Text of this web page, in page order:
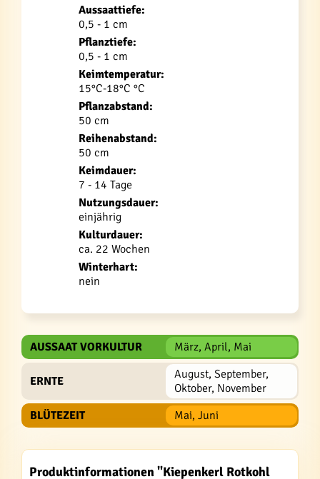
Aussaattiefe:
0,5 - 1 cm
Pflanztiefe:
0,5 - 1 cm
Keimtemperatur:
15°C-18°C °C
Pflanzabstand:
50 cm
Reihenabstand:
50 cm
Keimdauer:
7 - 14 Tage
Nutzungsdauer:
einjährig
Kulturdauer:
ca. 22 Wochen
Winterhart:
nein
AUSSAAT VORKULTUR März, April, Mai
ERNTE
August, September,
Oktober, November
BLÜTEZEIT
Mai, Juni
Produktinformationen "Kiepenkerl Rotkohl